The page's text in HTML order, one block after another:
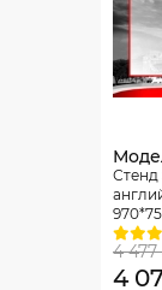
Стенд
4
4